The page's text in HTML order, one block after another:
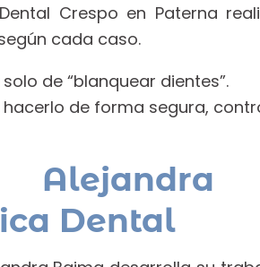
Crespo en Paterna
cada caso.
de “blanquear dientes”.
de forma segura,
Alejandra
Dental